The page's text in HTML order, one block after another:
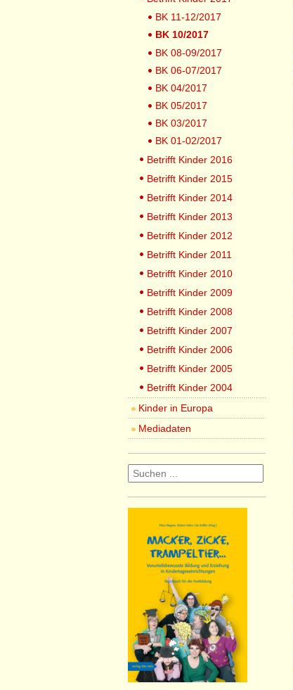
BK 11-12/2017
BK 10/2017
BK 08-09/2017
BK 06-07/2017
BK 04/2017
BK 05/2017
BK 03/2017
BK 01-02/2017
Betrifft Kinder 2016
Betrifft Kinder 2015
Betrifft Kinder 2014
Betrifft Kinder 2013
Betrifft Kinder 2012
Betrifft Kinder 2011
Betrifft Kinder 2010
Betrifft Kinder 2009
Betrifft Kinder 2008
Betrifft Kinder 2007
Betrifft Kinder 2006
Betrifft Kinder 2005
Betrifft Kinder 2004
Kinder in Europa
Mediadaten